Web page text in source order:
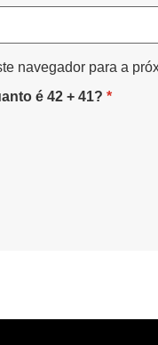
navegador para a
é 42 + 41? *